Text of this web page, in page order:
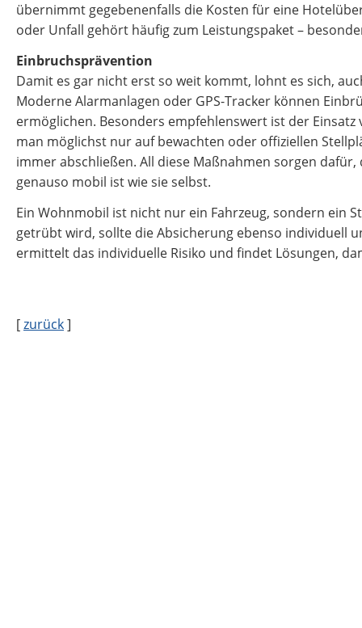
übernimmt gegebenenfalls die Kosten für eine
oder Unfall gehört häufig zum Leistungspaket –
Einbruchsprävention
Damit es gar nicht erst so weit kommt, lohnt es sich,
Moderne Alarmanlagen oder GPS-Tracker können
ermöglichen. Besonders empfehlenswert ist der
man möglichst nur auf bewachten oder offiziellen
immer abschließen. All diese Maßnahmen sorgen
genauso mobil ist wie sie selbst.
Ein Wohnmobil ist nicht nur ein Fahrzeug, sondern ein
getrübt wird, sollte die Absicherung ebenso individuell
ermittelt das individuelle Risiko und findet Lösungen,
[zurück]